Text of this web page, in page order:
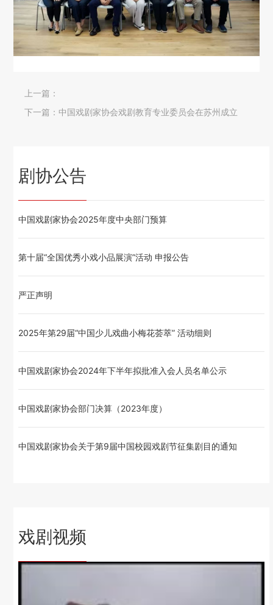
上一篇：
下一篇： 中国戏剧家协会戏剧教育专业委员会在苏州成立
剧协公告
中国戏剧家协会2025年度中央部门预算
第十届“全国优秀小戏小品展演”活动 申报公告
严正声明
2025年第29届“中国少儿戏曲小梅花荟萃” 活动细则
中国戏剧家协会2024年下半年拟批准入会人员名单公示
中国戏剧家协会部门决算（2023年度）
中国戏剧家协会关于第9届中国校园戏剧节征集剧目的通知
戏剧视频